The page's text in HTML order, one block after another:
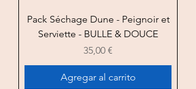
Pack Séchage Dune - Peignoir et
Serviette - BULLE & DOUCE
Precio
35,00 €
Agregar al carrito